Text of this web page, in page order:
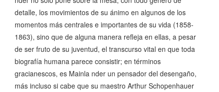
detalle, los movimientos de su ánimo en algunos de los
momentos más centrales e importantes de su vida (1858-
1863), sino que de alguna manera refleja en ellas, a pesar
de ser fruto de su juventud, el transcurso vital en que toda
biografía humana parece consistir; en términos
gracianescos, es Mainla nder un pensador del desengaño,
más incluso si cabe que su maestro Arthur Schopenhauer